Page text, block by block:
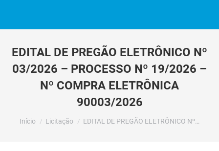
EDITAL DE PREGÃO ELETRÔNICO Nº
03/2026 – PROCESSO Nº 19/2026 –
Nº COMPRA ELETRÔNICA
90003/2026
Você está aqui:
Início Licitação EDITAL DE PREGÃO ELETRÔNICO Nº…